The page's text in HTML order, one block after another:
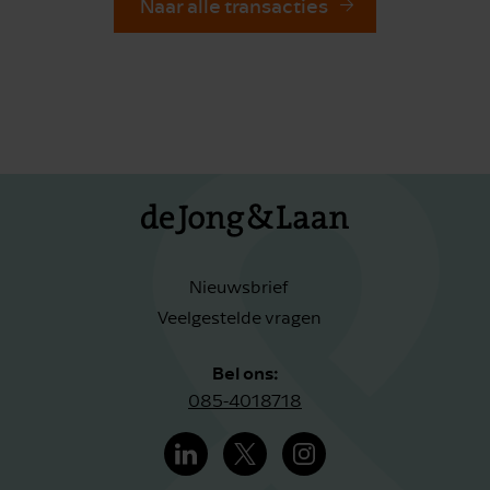
Naar alle transacties
Nieuwsbrief
Veelgestelde vragen
Bel ons:
085-4018718